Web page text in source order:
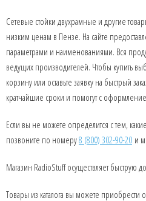
Сетевые стойки двухрамные и другие
низким ценам в Пензе. На сайте
параметрами и наименованиями. Вся
ведущих производителей. Чтобы купить
корзину или оставьте заявку на быстрый
кратчайшие сроки и помогут с
Если вы не можете определится с тем,
позвоните по номеру8 (800) 302-90-20 и
Магазин RadioStuff осуществляет быструю
Товары из каталога вы можете